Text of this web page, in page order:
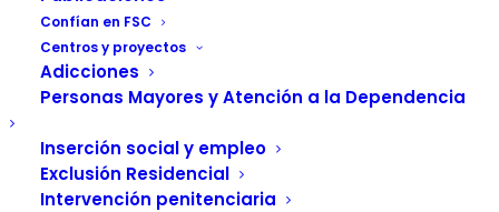
Confían en FSC
Centros y proyectos
Adicciones
Personas Mayores y Atención a la Dependencia
Inserción social y empleo
Exclusión Residencial
Intervención penitenciaria
para prevenir la violencia de
pareja en edades tempranas